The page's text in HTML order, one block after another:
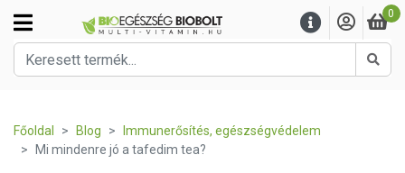
0
Főoldal Blog
Immunerősítés, egészségvédelem
Mi mindenre jó a tafedim tea?